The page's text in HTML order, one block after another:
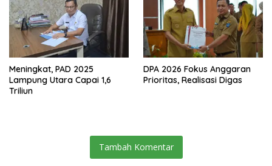
Meningkat, PAD 2025
Lampung Utara Capai 1,6
Triliun
DPA 2026 Fokus Anggaran
Prioritas, Realisasi Digas
Tambah Komentar